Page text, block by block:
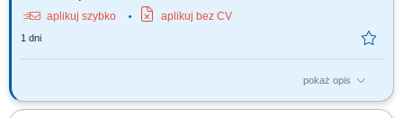
aplikuj szybko
aplikuj bez CV
1 dni
pokaż opis
Zadania: prace magazynowe (komisjonowanie, pakowanie,